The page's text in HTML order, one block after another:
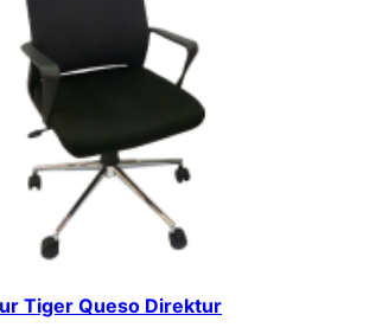
Tiger Queso Direktur